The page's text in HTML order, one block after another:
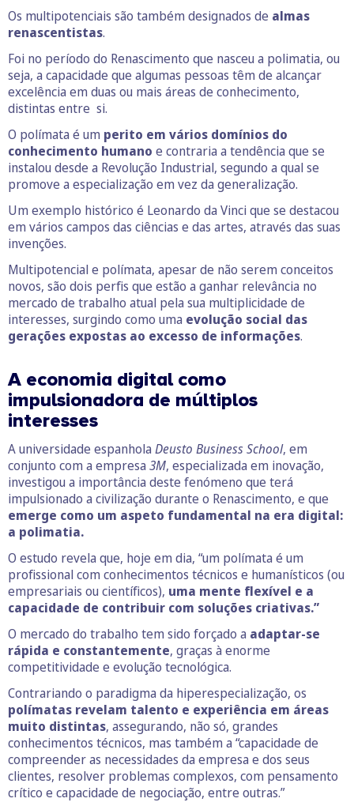
Os multipotenciais são também designados de almas
renascentistas.
Foi no período do Renascimento que nasceu a polimatia, ou
seja, a capacidade que algumas pessoas têm de alcançar
excelência em duas ou mais áreas de conhecimento,
distintas entre si.
O polímata é um perito em vários domínios do
conhecimento humano e contraria a tendência que se
instalou desde a Revolução Industrial, segundo a qual se
promove a especialização em vez da generalização.
Um exemplo histórico é Leonardo da Vinci que se destacou
em vários campos das ciências e das artes, através das suas
invenções.
Multipotencial e polímata, apesar de não serem conceitos
novos, são dois perfis que estão a ganhar relevância no
mercado de trabalho atual pela sua multiplicidade de
interesses, surgindo como uma evolução social das
gerações expostas ao excesso de informações.
A economia digital como
impulsionadora de múltiplos
interesses
A universidade espanhola Deusto Business School, em
conjunto com a empresa 3M, especializada em inovação,
investigou a importância deste fenómeno que terá
impulsionado a civilização durante o Renascimento, e que
emerge como um aspeto fundamental na era digital:
a polimatia.
O estudo revela que, hoje em dia, “um polímata é um
profissional com conhecimentos técnicos e humanísticos (ou
empresariais ou científicos), uma mente flexível e a
capacidade de contribuir com soluções criativas.”
O mercado do trabalho tem sido forçado a adaptar-se
rápida e constantemente, graças à enorme
competitividade e evolução tecnológica.
Contrariando o paradigma da hiperespecialização, os
polímatas revelam talento e experiência em áreas
muito distintas, assegurando, não só, grandes
conhecimentos técnicos, mas também a “capacidade de
compreender as necessidades da empresa e dos seus
clientes, resolver problemas complexos, com pensamento
crítico e capacidade de negociação, entre outras.”